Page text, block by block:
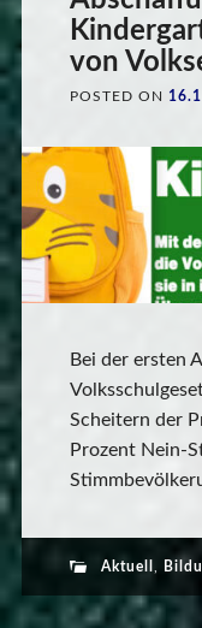
von
POSTED ON
Bei der ersten
Scheitern der
Prozent Nein-
Aktuell ,